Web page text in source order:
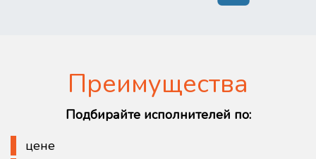
Преимущества
Подбирайте исполнителей по:
цене